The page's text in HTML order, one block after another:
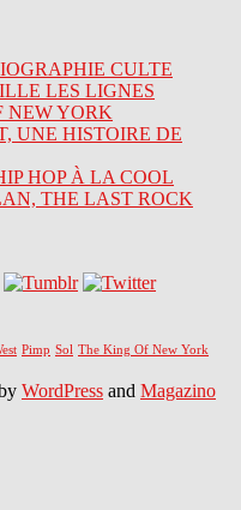
CULTE
LES LIGNES
NEW YORK
UNE HISTOIRE DE
HOP À LA COOL
THE LAST ROCK
Pimp Sol The King Of New York
WordPress and Magazino